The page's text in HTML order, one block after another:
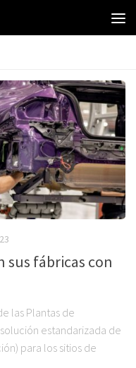
sus fábricas con
las Plantas de
estandarizada de
para los sitios de